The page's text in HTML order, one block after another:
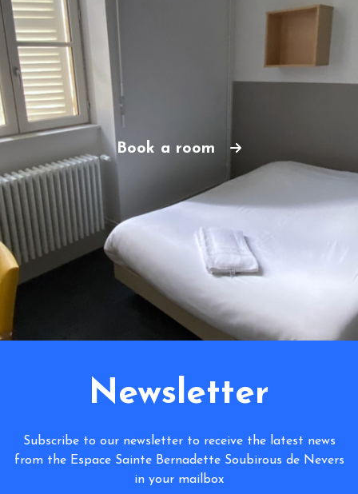
Book a room
Newsletter
Subscribe to our newsletter to receive the latest news
from the Espace Sainte Bernadette Soubirous de Nevers
in your mailbox